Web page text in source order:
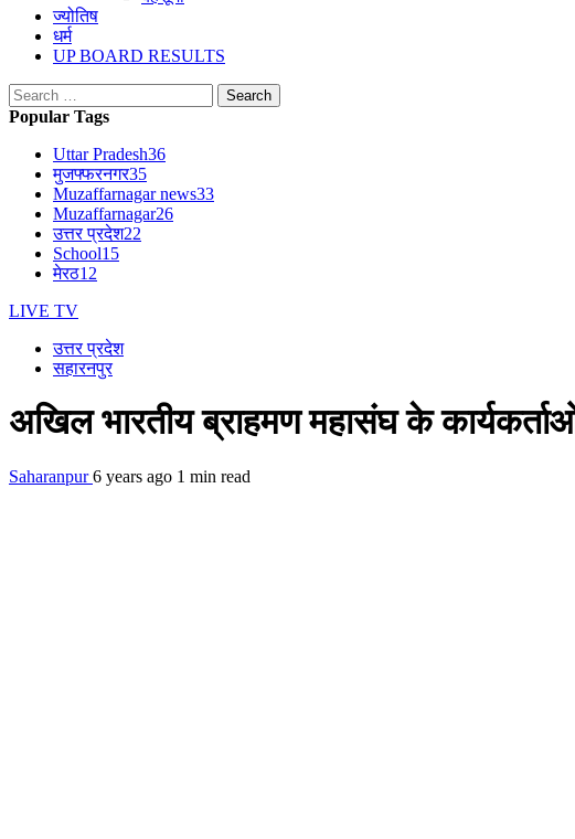
ज्योतिष
धर्म
UP BOARD RESULTS
Search
for:
Popular Tags
Uttar Pradesh36
मुजफ्फरनगर35
Muzaffarnagar news33
Muzaffarnagar26
उत्तर प्रदेश22
School15
मेरठ12
LIVE TV
उत्तर प्रदेश
सहारनपुर
अखिल भारतीय ब्राहमण महासंघ के
Saharanpur6 years ago 1 min read